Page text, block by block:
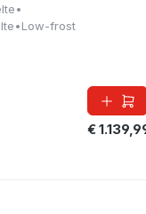
•
•Low-frost
€